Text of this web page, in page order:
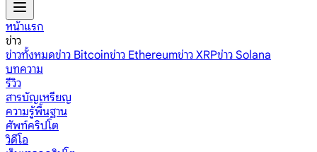
หน้าแรก
ข่าว
ข่าวทั้งหมดข่าว Bitcoinข่าว Ethereumข่าว XRPข่าว Solana
บทความ
รีวิว
สารบัญเหรียญ
ความรู้พื้นฐาน
ศัพท์คริปโต
วิดีโอ